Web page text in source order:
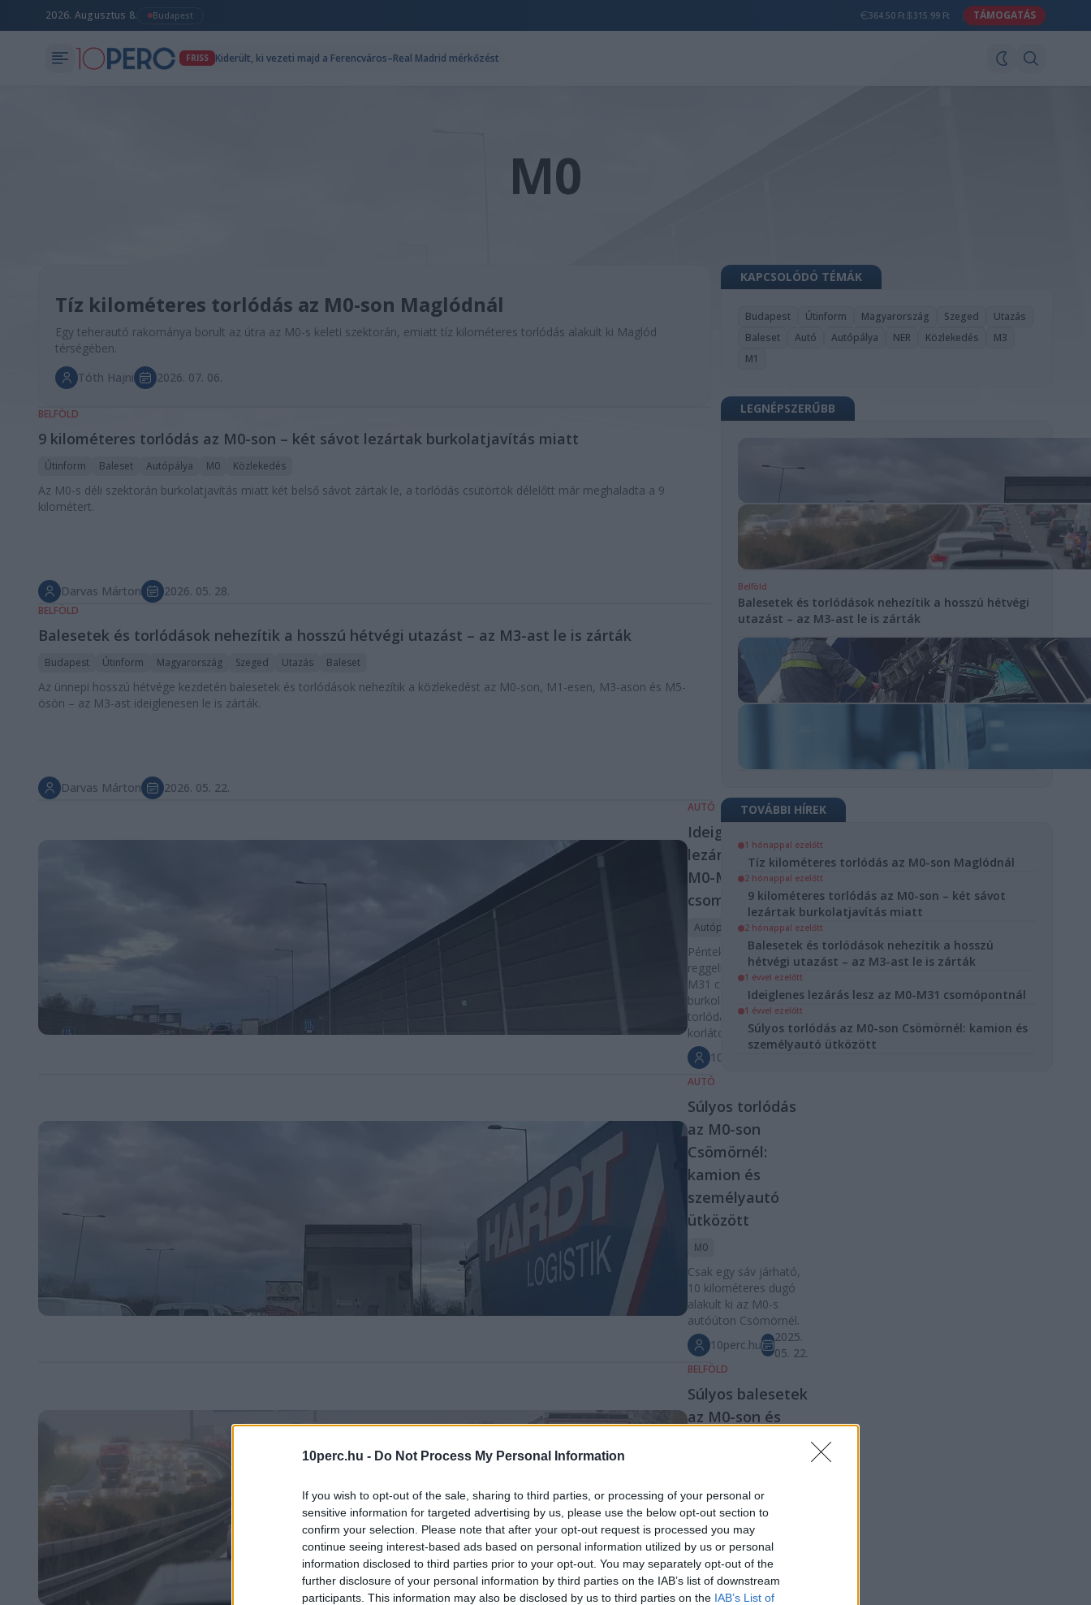
10perc.hu - Do Not Process My Personal Information
If you wish to opt-out of the sale, sharing to third parties, or processing of your personal or
sensitive information for targeted advertising by us, please use the below opt-out section to
confirm your selection. Please note that after your opt-out request is processed you may
continue seeing interest-based ads based on personal information utilized by us or personal
information disclosed to third parties prior to your opt-out. You may separately opt-out of the
further disclosure of your personal information by third parties on the IAB’s list of downstream
participants. This information may also be disclosed by us to third parties on the IAB’s List of
2026. Augusztus 8. Budapest 364.50 Ft 315.99 Ft TÁMOGATÁS
FRISS Kiderült, ki vezeti majd a Ferencváros–Real Madrid mérkőzést
M0
Tíz kilométeres torlódás az M0-son Maglódnál
Egy teherautó rakománya borult az útra az M0-s keleti szektorán, emiatt tíz kilométeres torlódás alakult ki Maglód
térségében.
Tóth Hajni
2026. 07. 06.
BELFÖLD
9 kilométeres torlódás az M0-son – két sávot lezártak burkolatjavítás miatt
Útinform Baleset Autópálya M0 Közlekedés
Az M0-s déli szektorán burkolatjavítás miatt két belső sávot zártak le, a torlódás csütörtök délelőtt már meghaladta a 9
kilométert.
Darvas Márton 2026. 05. 28.
BELFÖLD
Balesetek és torlódások nehezítik a hosszú hétvégi utazást – az M3-ast le is zárták
Budapest Útinform Magyarország Szeged Utazás Baleset
Az ünnepi hosszú hétvége kezdetén balesetek és torlódások nehezítik a közlekedést az M0-son, M1-esen, M3-ason és M5-
ösön – az M3-ast ideiglenesen le is zárták.
Darvas Márton 2026. 05. 22.
AUTÓ
Ideiglenes
lezárás lesz az
M0-M31
csomópontnál
Autópálya M0
Péntek estétől szombat
reggelig lezárják az M0-
M31 csomópontot
burkolatjavítás miatt,
torlódás és 60 km/h
korlátozás várható.
10perc.hu
2025.
AUTÓ
Súlyos torlódás
az M0-son
Csömörnél:
kamion és
személyautó
ütközött
M0
Csak egy sáv járható,
10 kilométeres dugó
alakult ki az M0-s
autóúton Csömörnél.
10perc.hu
2025.
05. 22.
BELFÖLD
Súlyos balesetek
az M0-son és
alakultak ki
Útinform
M0
Közlekedés
Több kilométeres dugó
az M0-son és az M7-
KAPCSOLÓDÓ TÉMÁK
Budapest Útinform Magyarország Szeged
Utazás
Baleset
Autó Autópálya NER Közlekedés
M3
M1
LEGNÉPSZERŰBB
Belföld
Balesetek és torlódások nehezítik a hosszú hétvégi
utazást – az M3-ast le is zárták
TOVÁBBI HÍREK
1 hónappal ezelőtt
Tíz kilométeres torlódás az M0-son Maglódnál
2 hónappal ezelőtt
9 kilométeres torlódás az M0-son – két sávot
lezártak burkolatjavítás miatt
2 hónappal ezelőtt
Balesetek és torlódások nehezítik a hosszú
hétvégi utazást – az M3-ast le is zárták
1 évvel ezelőtt
Ideiglenes lezárás lesz az M0-M31 csomópontnál
1 évvel ezelőtt
Súlyos torlódás az M0-son Csömörnél: kamion és
személyautó ütközött